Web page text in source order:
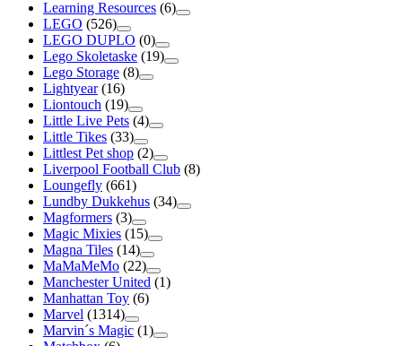
Learning Resources (6)
LEGO (526)
LEGO DUPLO (0)
Lego Skoletaske (19)
Lego Storage (8)
Lightyear (16)
Liontouch (19)
Little Live Pets (4)
Little Tikes (33)
Littlest Pet shop (2)
Liverpool Football Club (8)
Loungefly (661)
Lundby Dukkehus (34)
Magformers (3)
Magic Mixies (15)
Magna Tiles (14)
MaMaMeMo (22)
Manchester United (1)
Manhattan Toy (6)
Marvel (1314)
Marvin´s Magic (1)